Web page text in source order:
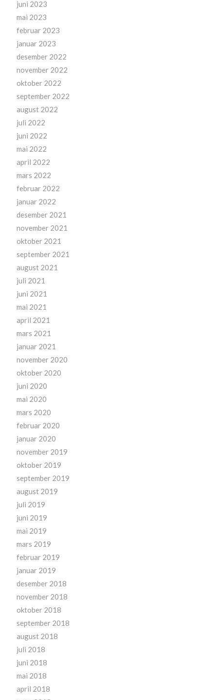
juni 2023
mai 2023
februar 2023
januar 2023
desember 2022
november 2022
oktober 2022
september 2022
august 2022
juli 2022
juni 2022
mai 2022
april 2022
mars 2022
februar 2022
januar 2022
desember 2021
november 2021
oktober 2021
september 2021
august 2021
juli 2021
juni 2021
mai 2021
april 2021
mars 2021
januar 2021
november 2020
oktober 2020
juni 2020
mai 2020
mars 2020
februar 2020
januar 2020
november 2019
oktober 2019
september 2019
august 2019
juli 2019
juni 2019
mai 2019
mars 2019
februar 2019
januar 2019
desember 2018
november 2018
oktober 2018
september 2018
august 2018
juli 2018
juni 2018
mai 2018
april 2018